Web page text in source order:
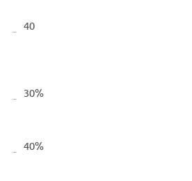
40
30%
40%